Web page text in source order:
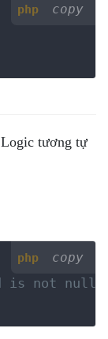
php copy
tương tự
php copy
is not